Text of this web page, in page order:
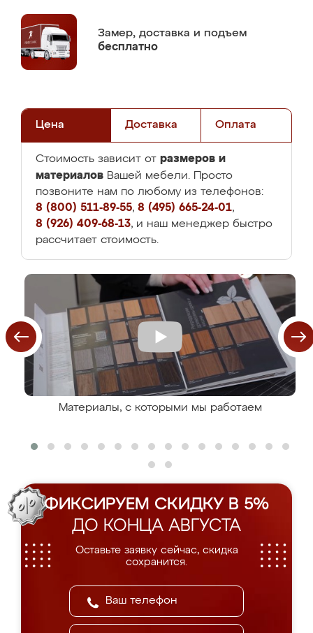
Замер, доставка и подъем
бесплатно
Цена Доставка Оплата
Стоимость зависит от размеров и
материалов Вашей мебели. Просто
позвоните нам по любому из телефонов:
8 (800) 511-89-55, 8 (495) 665-24-01,
8 (926) 409-68-13, и наш менеджер быстро
рассчитает стоимость.
Материалы, с которыми мы работаем
ФИКСИРУЕМ СКИДКУ В 5%
ДО КОНЦА АВГУСТА
Оставьте заявку сейчас, скидка
сохранится.